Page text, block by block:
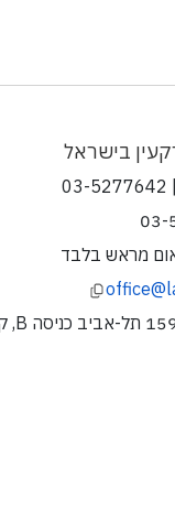
בישראל
מראש בלבד